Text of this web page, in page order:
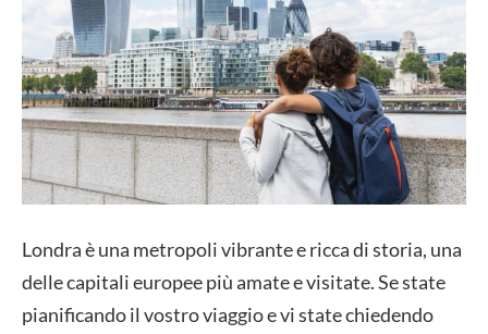
Londra è una metropoli vibrante e ricca di storia, una
delle capitali europee più amate e visitate. Se state
pianificando il vostro viaggio e vi state chiedendo